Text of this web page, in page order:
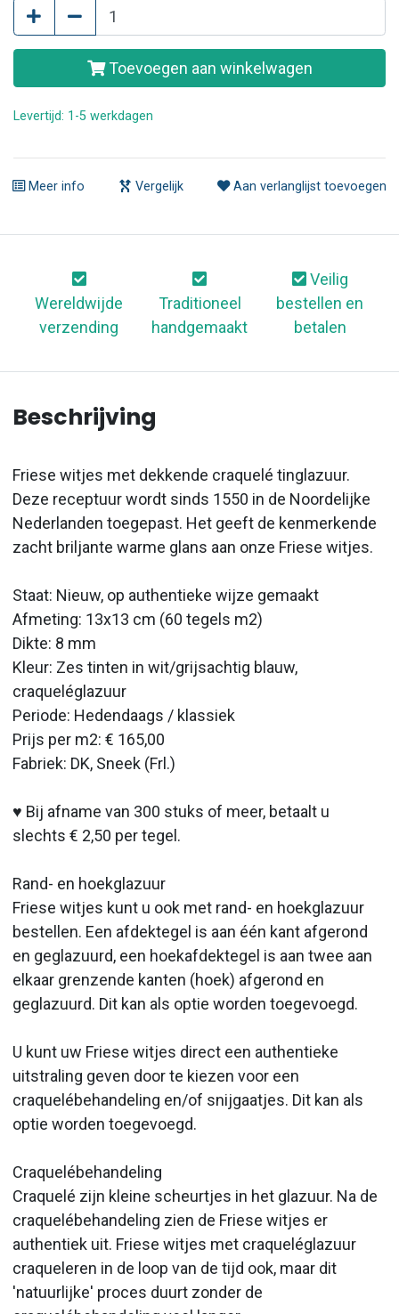
Toevoegen aan winkelwagen
Levertijd: 1-5 werkdagen
Meer info Vergelijk Aan verlanglijst toevoegen
Wereldwijde
verzending
Traditioneel
handgemaakt
Veilig
bestellen en
betalen
Beschrijving
Friese witjes met dekkende craquelé tinglazuur.
Deze receptuur wordt sinds 1550 in de Noordelijke
Nederlanden toegepast. Het geeft de kenmerkende
zacht briljante warme glans aan onze Friese witjes.
Staat: Nieuw, op authentieke wijze gemaakt
Afmeting: 13x13 cm (60 tegels m2)
Dikte: 8 mm
Kleur: Zes tinten in wit/grijsachtig blauw,
craqueléglazuur
Periode: Hedendaags / klassiek
Prijs per m2: € 165,00
Fabriek: DK, Sneek (Frl.)
♥ Bij afname van 300 stuks of meer, betaalt u
slechts € 2,50 per tegel.
Rand- en hoekglazuur
Friese witjes kunt u ook met rand- en hoekglazuur
bestellen. Een afdektegel is aan één kant afgerond
en geglazuurd, een hoekafdektegel is aan twee aan
elkaar grenzende kanten (hoek) afgerond en
geglazuurd. Dit kan als optie worden toegevoegd.
U kunt uw Friese witjes direct een authentieke
uitstraling geven door te kiezen voor een
craquelébehandeling en/of snijgaatjes. Dit kan als
optie worden toegevoegd.
Craquelébehandeling
Craquelé zijn kleine scheurtjes in het glazuur. Na de
craquelébehandeling zien de Friese witjes er
authentiek uit. Friese witjes met craqueléglazuur
craqueleren in de loop van de tijd ook, maar dit
'natuurlijke' proces duurt zonder de